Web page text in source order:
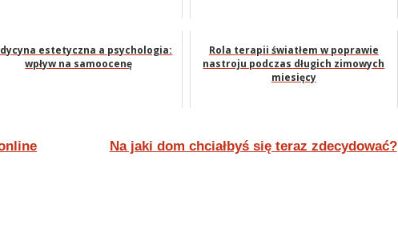
estetyczna a psychologia:
wpływ na samoocenę
Rola terapii światłem w poprawie
nastroju podczas długich zimowych
miesięcy
Na jaki dom chciałbyś się teraz zdecydować?